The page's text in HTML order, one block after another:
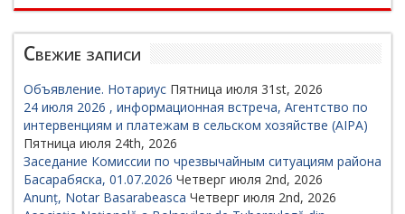
Свежие записи
Объявление. Нотариус Пятница июля 31st, 2026
24 июля 2026 , информационная встреча, Агентство по
интервенциям и платежам в сельском хозяйстве (AIPA)
Пятница июля 24th, 2026
Заседание Комиссии по чрезвычайным ситуациям района
Басарабяска, 01.07.2026 Четверг июля 2nd, 2026
Anunț, Notar Basarabeasca Четверг июля 2nd, 2026